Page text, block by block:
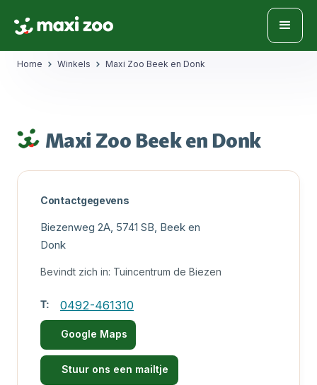
Home Winkels Maxi Zoo Beek en Donk
Maxi Zoo Beek en Donk
Contactgegevens
Biezenweg 2A, 5741 SB, Beek en
Donk
Bevindt zich in: Tuincentrum de Biezen
T: 0492-461310
Google Maps
Stuur ons een mailtje